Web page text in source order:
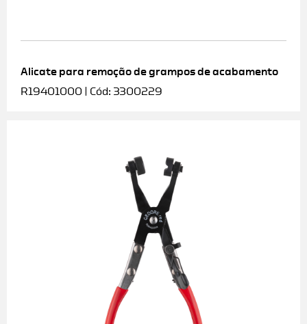
Alicate para remoção de grampos de acabamento
R19401000 | Cód: 3300229